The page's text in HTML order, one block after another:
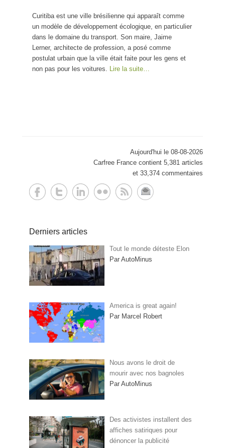
Curitiba est une ville brésilienne qui apparaît comme
un modèle de développement écologique, en particulier
dans le domaine du transport. Son maire, Jaime
Lerner, architecte de profession, a posé comme
postulat urbain que la ville était faite pour les gens et
non pas pour les voitures. Lire la suite…
Aujourd'hui le 08-08-2026
Carfree France contient 5,381 articles
et 33,374 commentaires
Derniers articles
Tout le monde déteste Elon
Par AutoMinus
America is great again!
Par Marcel Robert
Nous avons le droit de
mourir avec nos bagnoles
Par AutoMinus
Des activistes installent des
affiches satiriques pour
dénoncer la publicité